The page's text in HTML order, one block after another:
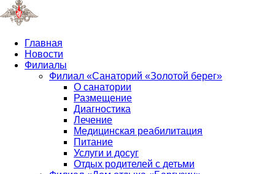
Главная
Новости
Филиалы
Филиал «Санаторий «Золотой берег»
О санатории
Размещение
Диагностика
Лечение
Медицинская реабилитация
Питание
Услуги и досуг
Отдых родителей с детьми